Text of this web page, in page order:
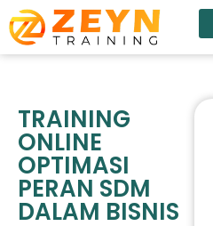
TRAINING
ONLINE
OPTIMASI
PERAN SDM
DALAM BISNIS